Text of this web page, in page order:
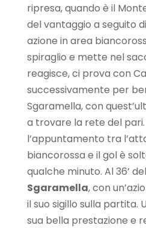
ripresa, quando è il
del vantaggio a seguito
azione in area
spiraglio e mette nel
reagisce, ci prova con
successivamente per
Sgaramella, con
a trovare la rete del
l’appuntamento tra
biancorossa e il gol è
qualche minuto. Al 36’
Sgaramella, con
il suo sigillo sulla partita.
sua bella prestazione e